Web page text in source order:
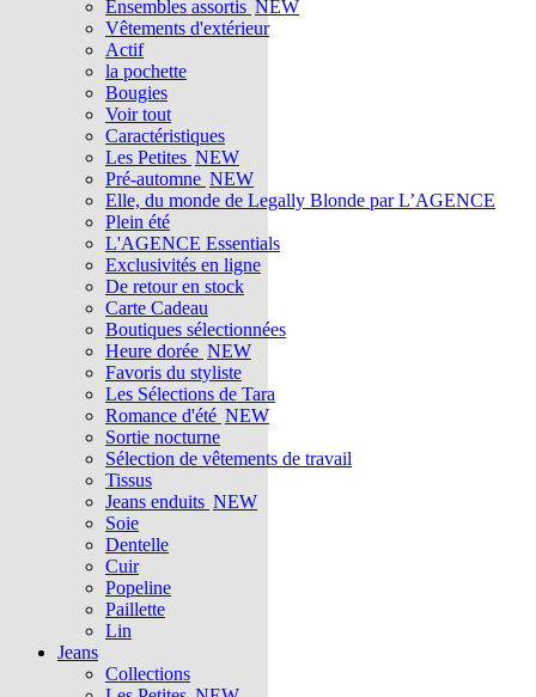
Ensembles assortis NEW
Vêtements d'extérieur
Actif
la pochette
Bougies
Voir tout
Caractéristiques
Les Petites NEW
Pré-automne NEW
Elle, du monde de Legally Blonde par L’AGENCE
Plein été
L'AGENCE Essentials
Exclusivités en ligne
De retour en stock
Carte Cadeau
Boutiques sélectionnées
Heure dorée NEW
Favoris du styliste
Les Sélections de Tara
Romance d'été NEW
Sortie nocturne
Sélection de vêtements de travail
Tissus
Jeans enduits NEW
Soie
Dentelle
Cuir
Popeline
Paillette
Lin
Jeans
Collections